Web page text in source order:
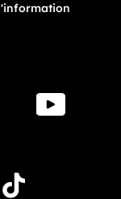
TikTok